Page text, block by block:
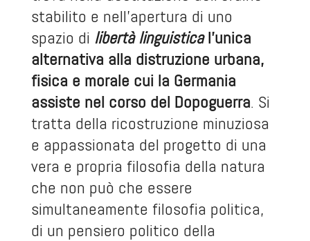
stabilito e nell’apertura di uno
spazio di libertà linguistical’unica
alternativa alla distruzione urbana,
fisica e morale cui la Germania
assiste nel corso del Dopoguerra. Si
tratta della ricostruzione minuziosa
e appassionata del progetto di una
vera e propria filosofia della natura
che non può che essere
simultaneamente filosofia politica,
di un pensiero politico della